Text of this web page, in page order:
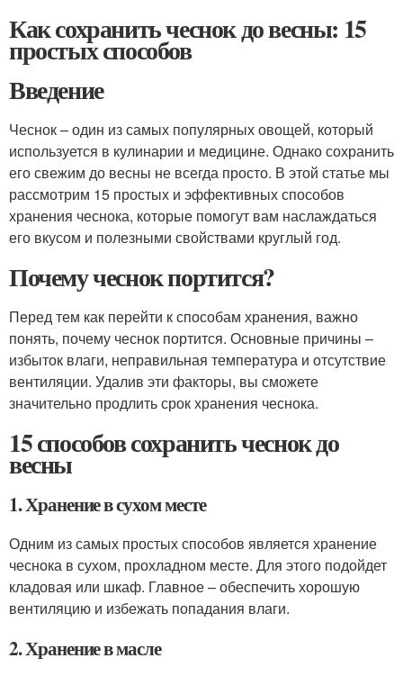
Как сохранить чеснок до весны: 15
простых способов
Введение
Чеснок – один из самых популярных овощей, который
используется в кулинарии и медицине. Однако сохранить
его свежим до весны не всегда просто. В этой статье мы
рассмотрим 15 простых и эффективных способов
хранения чеснока, которые помогут вам наслаждаться
его вкусом и полезными свойствами круглый год.
Почему чеснок портится?
Перед тем как перейти к способам хранения, важно
понять, почему чеснок портится. Основные причины –
избыток влаги, неправильная температура и отсутствие
вентиляции. Удалив эти факторы, вы сможете
значительно продлить срок хранения чеснока.
15 способов сохранить чеснок до
весны
1. Хранение в сухом месте
Одним из самых простых способов является хранение
чеснока в сухом, прохладном месте. Для этого подойдет
кладовая или шкаф. Главное – обеспечить хорошую
вентиляцию и избежать попадания влаги.
2. Хранение в масле